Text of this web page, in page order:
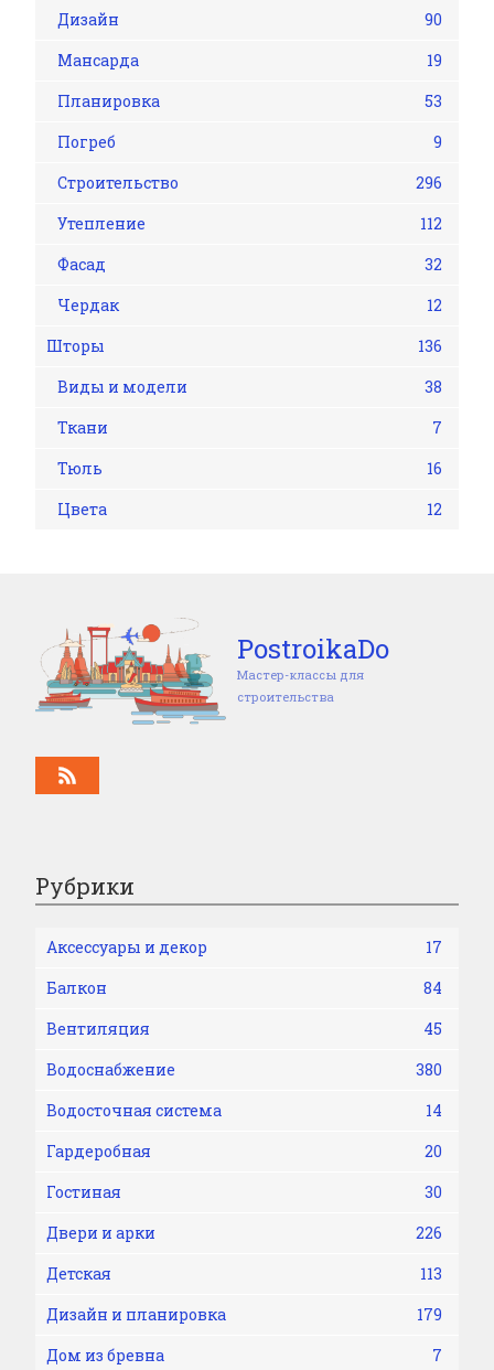
Дизайн
90
Мансарда
19
Планировка
53
Погреб
9
Строительство
296
Утепление
112
Фасад
32
Чердак
12
Шторы
136
Виды и модели
38
Ткани
7
Тюль
16
Цвета
12
PostroikaDo
Мастер-классы для
строительства
Рубрики
Аксессуары и декор
17
Балкон
84
Вентиляция
45
Водоснабжение
380
Водосточная система
14
Гардеробная
20
Гостиная
30
Двери и арки
226
Детская
113
Дизайн и планировка
179
Дом из бревна
7